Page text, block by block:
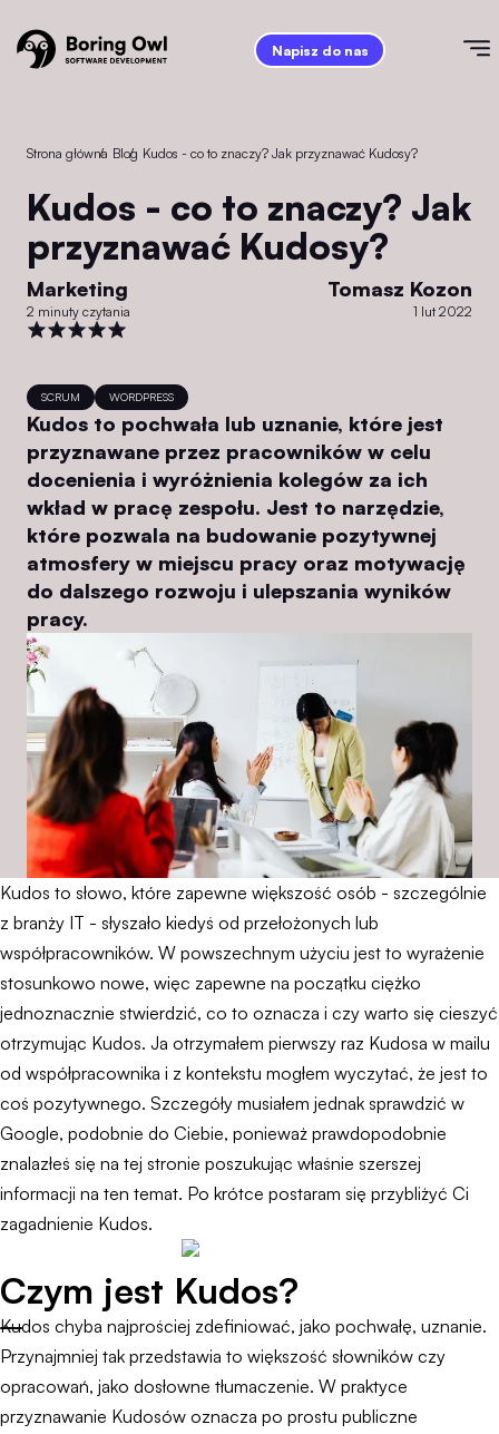
Napisz do nas
Strona główna
/ Blog
/ Kudos - co to znaczy? Jak przyznawać Kudosy?
Kudos - co to znaczy? Jak
przyznawać Kudosy?
Marketing
2 minuty czytania
Tomasz Kozon
1 lut 2022
SCRUM WORDPRESS
Kudos to pochwała lub uznanie, które jest
przyznawane przez pracowników w celu
docenienia i wyróżnienia kolegów za ich
wkład w pracę zespołu. Jest to narzędzie,
które pozwala na budowanie pozytywnej
atmosfery w miejscu pracy oraz motywację
do dalszego rozwoju i ulepszania wyników
pracy.
Kudos to słowo, które zapewne większość osób - szczególnie
z branży IT - słyszało kiedyś od przełożonych lub
współpracowników. W powszechnym użyciu jest to wyrażenie
stosunkowo nowe, więc zapewne na początku ciężko
jednoznacznie stwierdzić, co to oznacza i czy warto się cieszyć
otrzymując Kudos. Ja otrzymałem pierwszy raz Kudosa w mailu
od współpracownika i z kontekstu mogłem wyczytać, że jest to
coś pozytywnego. Szczegóły musiałem jednak sprawdzić w
Google, podobnie do Ciebie, ponieważ prawdopodobnie
znalazłeś się na tej stronie poszukując właśnie szerszej
informacji na ten temat. Po krótce postaram się przybliżyć Ci
zagadnienie Kudos.
Czym jest Kudos?
Kudos chyba najprościej zdefiniować, jako pochwałę, uznanie.
Przynajmniej tak przedstawia to większość słowników czy
opracowań, jako dosłowne tłumaczenie. W praktyce
przyznawanie Kudosów oznacza po prostu publiczne